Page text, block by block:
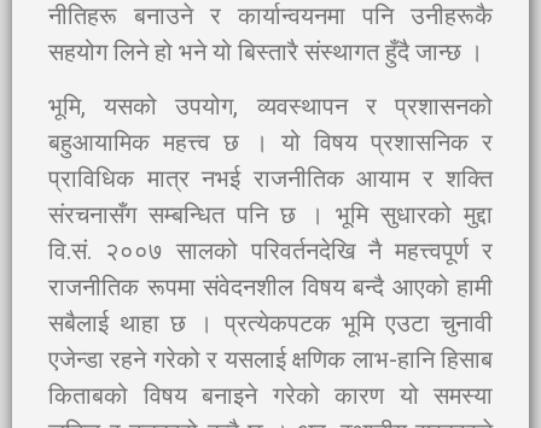
नीतिहरू बनाउने र कार्यान्वयनमा पनि उनीहरूकै
सहयोग लिने हो भने यो बिस्तारै संस्थागत हुँदै जान्छ ।
भूमि, यसको उपयोग, व्यवस्थापन र प्रशासनको
बहुआयामिक महत्त्व छ । यो विषय प्रशासनिक र
प्राविधिक मात्र नभई राजनीतिक आयाम र शक्ति
संरचनासँग सम्बन्धित पनि छ । भूमि सुधारको मुद्दा
वि.सं. २००७ सालको परिवर्तनदेखि नै महत्त्वपूर्ण र
राजनीतिक रूपमा संवेदनशील विषय बन्दै आएको हामी
सबैलाई थाहा छ । प्रत्येकपटक भूमि एउटा चुनावी
एजेन्डा रहने गरेको र यसलाई क्षणिक लाभ-हानि हिसाब
किताबको विषय बनाइने गरेको कारण यो समस्या